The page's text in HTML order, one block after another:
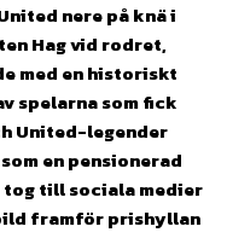
nere på knä i
Hag vid rodret,
med en historiskt
spelarna som fick
United-legender
en pensionerad
tog till sociala medier
framför prishyllan